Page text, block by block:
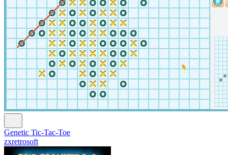
Genetic Tic-Tac-Toe
zxretrosoft